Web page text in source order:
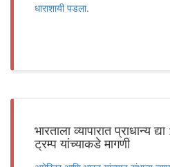
धाराशायी पडला.
भारताला व्यापारात प्राधान्य
ट्रम्प यांच्याकडे मागणी